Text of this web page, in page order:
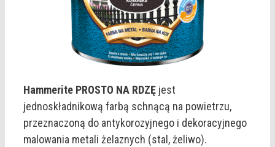
Hammerite PROSTO NA RDZĘ jest
jednoskładnikową farbą schnącą na powietrzu,
przeznaczoną do antykorozyjnego i dekoracyjnego
malowania metali żelaznych (stal, żeliwo).